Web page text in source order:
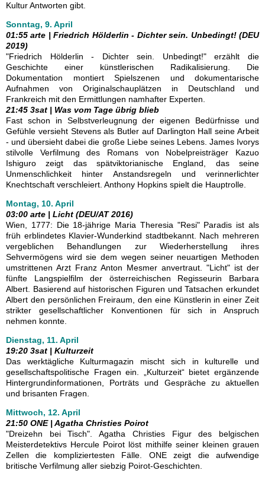
Kultur Antworten gibt.
Sonntag, 9. April
01:55 arte | Friedrich Hölderlin - Dichter sein. Unbedingt! (DEU
2019)
"Friedrich Hölderlin - Dichter sein. Unbedingt!" erzählt die
Geschichte einer künstlerischen Radikalisierung. Die
Dokumentation montiert Spielszenen und dokumentarische
Aufnahmen von Originalschauplätzen in Deutschland und
Frankreich mit den Ermittlungen namhafter Experten.
21:45 3sat | Was vom Tage übrig blieb
Fast schon in Selbstverleugnung der eigenen Bedürfnisse und
Gefühle versieht Stevens als Butler auf Darlington Hall seine Arbeit
- und übersieht dabei die große Liebe seines Lebens. James Ivorys
stilvolle Verfilmung des Romans von Nobelpreisträger Kazuo
Ishiguro zeigt das spätviktorianische England, das seine
Unmenschlichkeit hinter Anstandsregeln und verinnerlichter
Knechtschaft verschleiert. Anthony Hopkins spielt die Hauptrolle.
Montag, 10. April
03:00 arte | Licht (DEU/AT 2016)
Wien, 1777: Die 18-jährige Maria Theresia "Resi" Paradis ist als
früh erblindetes Klavier-Wunderkind stadtbekannt. Nach mehreren
vergeblichen Behandlungen zur Wiederherstellung ihres
Sehvermögens wird sie dem wegen seiner neuartigen Methoden
umstrittenen Arzt Franz Anton Mesmer anvertraut. "Licht" ist der
fünfte Langspielfilm der österreichischen Regisseurin Barbara
Albert. Basierend auf historischen Figuren und Tatsachen erkundet
Albert den persönlichen Freiraum, den eine Künstlerin in einer Zeit
strikter gesellschaftlicher Konventionen für sich in Anspruch
nehmen konnte.
Dienstag, 11. April
19:20 3sat | Kulturzeit
Das werktägliche Kulturmagazin mischt sich in kulturelle und
gesellschaftspolitische Fragen ein. „Kulturzeit“ bietet ergänzende
Hintergrundinformationen, Porträts und Gespräche zu aktuellen
und brisanten Fragen.
Mittwoch, 12. April
21:50 ONE | Agatha Christies Poirot
"Dreizehn bei Tisch". Agatha Christies Figur des belgischen
Meisterdetektivs Hercule Poirot löst mithilfe seiner kleinen grauen
Zellen die kompliziertesten Fälle. ONE zeigt die aufwendige
britische Verfilmung aller siebzig Poirot-Geschichten.